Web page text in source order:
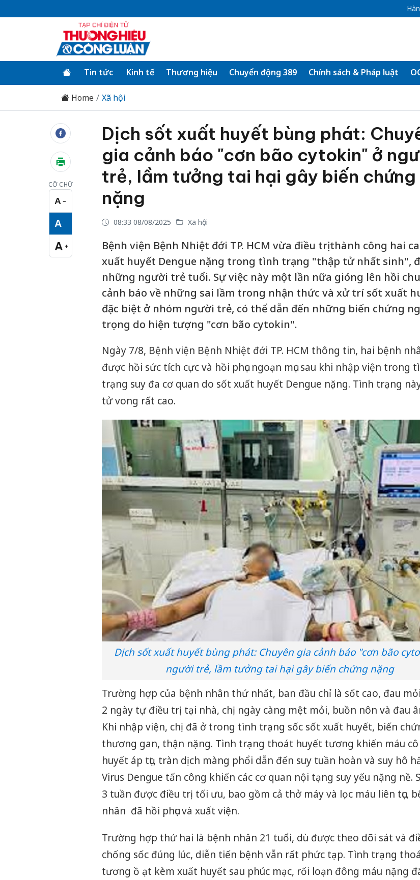
Tin tức Kinh tế Thương hiệu Chuyển động 389 Chính sách & Pháp luật
Home Xã hội
CỠ CHỮ
A −
Cỡ chữ nhỏ
A
Cỡ chữ vừa
A +
Cỡ chữ lớn
Dịch sốt xuất huyết bùng phát:
gia cảnh báo "cơn bão cytokin" ở
trẻ, lầm tưởng tai hại gây biến chứng
nặng
08:33 08/08/2025 Xã hội
Bệnh viện Bệnh Nhiệt đới TP. HCM vừa điều trị thành công hai
xuất huyết Dengue nặng trong tình trạng "thập tử nhất sinh",
những người trẻ tuổi. Sự việc này một lần nữa gióng lên hồi
cảnh báo về những sai lầm trong nhận thức và xử trí sốt xuất
đặc biệt ở nhóm người trẻ, có thể dẫn đến những biến chứng
trọng do hiện tượng "cơn bão cytokin".
Ngày 7/8, Bệnh viện Bệnh Nhiệt đới TP. HCM thông tin, hai bệnh
được hồi sức tích cực và hồi phục ngoạn mục sau khi nhập viện trong
trạng suy đa cơ quan do sốt xuất huyết Dengue nặng. Tình trạng
tử vong rất cao.
Dịch sốt xuất huyết bùng phát: Chuyên gia cảnh báo "cơn bão
người trẻ, lầm tưởng tai hại gây biến chứng nặng
Trường hợp của bệnh nhân thứ nhất, ban đầu chỉ là sốt cao, đau
2 ngày tự điều trị tại nhà, chị ngày càng mệt mỏi, buồn nôn và đau
Khi nhập viện, chị đã ở trong tình trạng sốc sốt xuất huyết, biến
thương gan, thận nặng. Tình trạng thoát huyết tương khiến máu cô
huyết áp tụt, tràn dịch màng phổi dẫn đến suy tuần hoàn và suy hô
Virus Dengue tấn công khiến các cơ quan nội tạng suy yếu nặng nề.
3 tuần được điều trị tối ưu, bao gồm cả thở máy và lọc máu liên tục,
nhân đã hồi phục và xuất viện.
Trường hợp thứ hai là bệnh nhân 21 tuổi, dù được theo dõi sát và
chống sốc đúng lúc, diễn tiến bệnh vẫn rất phức tạp. Tình trạng
tương ồ ạt kèm xuất huyết sau phúc mạc, rối loạn đông máu nặng